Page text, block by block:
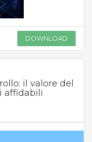
DOWNLOAD
il valore del
affidabili